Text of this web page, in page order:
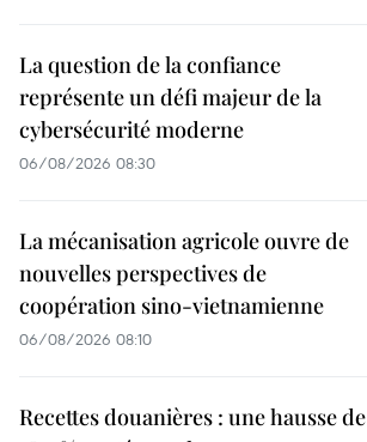
La question de la confiance
représente un défi majeur de la
cybersécurité moderne
06/08/2026 08:30
La mécanisation agricole ouvre de
nouvelles perspectives de
coopération sino-vietnamienne
06/08/2026 08:10
Recettes douanières : une hausse de